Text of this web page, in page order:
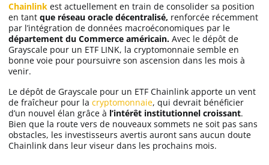
Chainlink est actuellement en train de consolider sa position
en tant que réseau oracle décentralisé, renforcée récemment
par l’intégration de données macroéconomiques par le
département du Commerce américain. Avec le dépôt de
Grayscale pour un ETF LINK, la cryptomonnaie semble en
bonne voie pour poursuivre son ascension dans les mois à
venir.
Le dépôt de Grayscale pour un ETF Chainlink apporte un vent
de fraîcheur pour la cryptomonnaie, qui devrait bénéficier
d’un nouvel élan grâce à l’intérêt institutionnel croissant.
Bien que la route vers de nouveaux sommets ne soit pas sans
obstacles, les investisseurs avertis auront sans aucun doute
Chainlink dans leur viseur dans les prochains mois.